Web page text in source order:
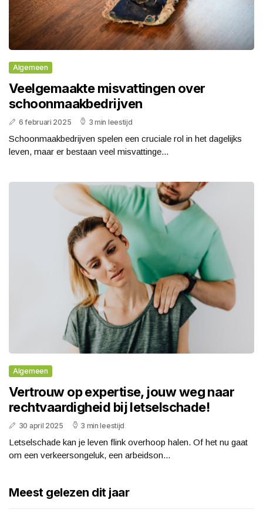
Algemeen
Veelgemaakte misvattingen over
schoonmaakbedrijven
6 februari 2025 3 min leestijd
Schoonmaakbedrijven spelen een cruciale rol in het dagelijks
leven, maar er bestaan veel misvattinge...
Algemeen
Vertrouw op expertise, jouw weg naar
rechtvaardigheid bij letselschade!
30 april 2025 3 min leestijd
Letselschade kan je leven flink overhoop halen. Of het nu gaat
om een verkeersongeluk, een arbeidson...
Meest gelezen dit jaar